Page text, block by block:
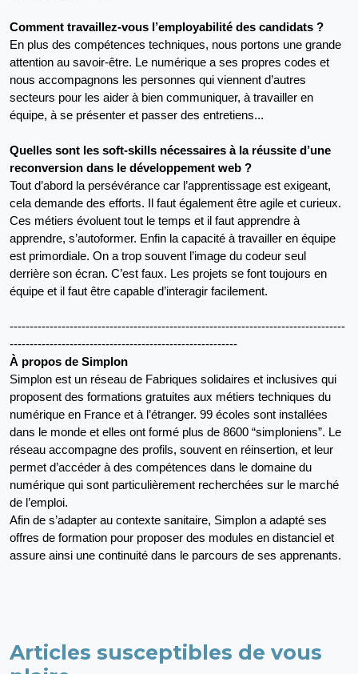
Comment travaillez-vous l’employabilité des candidats ?
En plus des compétences techniques, nous portons une grande
attention au savoir-être. Le numérique a ses propres codes et
nous accompagnons les personnes qui viennent d’autres
secteurs pour les aider à bien communiquer, à travailler en
équipe, à se présenter et passer des entretiens...
Quelles sont les soft-skills nécessaires à la réussite d’une
reconversion dans le développement web ?
Tout d’abord la persévérance car l’apprentissage est exigeant,
cela demande des efforts. Il faut également être agile et curieux.
Ces métiers évoluent tout le temps et il faut apprendre à
apprendre, s’autoformer. Enfin la capacité à travailler en équipe
est primordiale. On a trop souvent l’image du codeur seul
derrière son écran. C’est faux. Les projets se font toujours en
équipe et il faut être capable d’interagir facilement.
------------------------------------------------------------------------------------
---------------------------------------------------------
À propos de Simplon
Simplon est un réseau de Fabriques solidaires et inclusives qui
proposent des formations gratuites aux métiers techniques du
numérique en France et à l’étranger. 99 écoles sont installées
dans le monde et elles ont formé plus de 8600 “simploniens”. Le
réseau accompagne des profils, souvent en réinsertion, et leur
permet d’accéder à des compétences dans le domaine du
numérique qui sont particulièrement recherchées sur le marché
de l’emploi.
Afin de s’adapter au contexte sanitaire, Simplon a adapté ses
offres de formation pour proposer des modules en distanciel et
assure ainsi une continuité dans le parcours de ses apprenants.
Articles susceptibles de vous